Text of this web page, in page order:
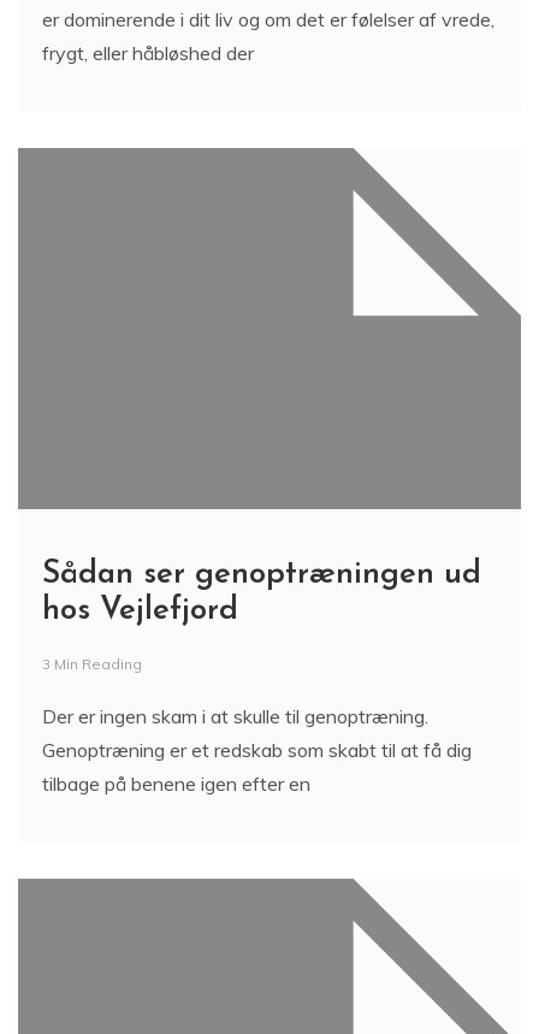
er dominerende i dit liv og om det er følelser af vrede,
frygt, eller håbløshed der
Sådan ser genoptræningen ud
hos Vejlefjord
3 Min Reading
Der er ingen skam i at skulle til genoptræning.
Genoptræning er et redskab som skabt til at få dig
tilbage på benene igen efter en